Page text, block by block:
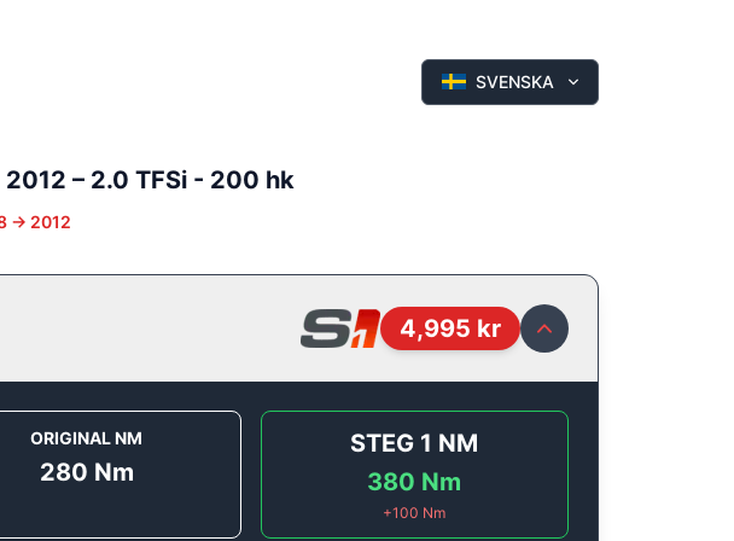
SVENSKA
2012 – 2.0 TFSi - 200 hk
-> 2012
4,995 kr
ORIGINAL NM
280 Nm
STEG 1 NM
380 Nm
+100 Nm